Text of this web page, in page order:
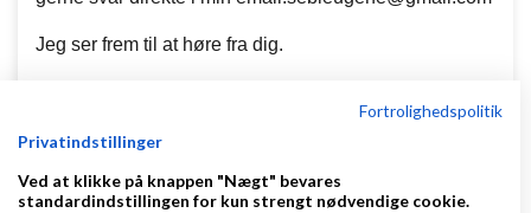
Jeg ser frem til at høre fra dig.
Fortrolighedspolitik
Privatindstillinger
Ved at klikke på knappen "Nægt" bevares
standardindstillingen for kun strengt nødvendige cookie.